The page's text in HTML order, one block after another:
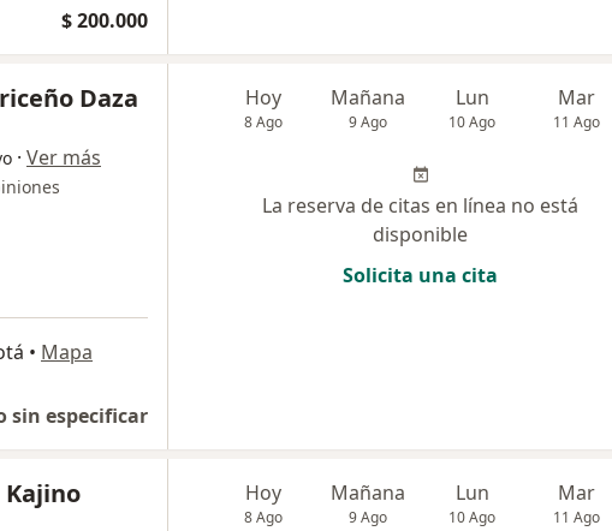
$ 200.000
Daza
· Ver más
• Mapa
sin especificar
Hoy
8 Ago
Mañana
9 Ago
Lun
10 Ago
Mar
11 Ago
La reserva de citas en línea no está
disponible
Solicita una cita
Hoy
8 Ago
Mañana
9 Ago
Lun
10 Ago
Mar
11 Ago